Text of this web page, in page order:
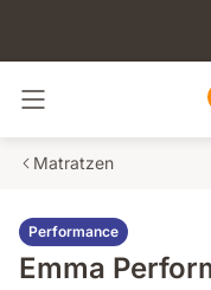
Navigation
Matratzen
Performance
Emma